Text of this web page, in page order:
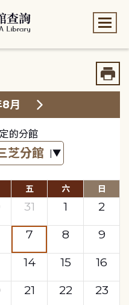
月
的分館
五 六 日
31 1
2
7 8
9
14 15
16
21 22
23